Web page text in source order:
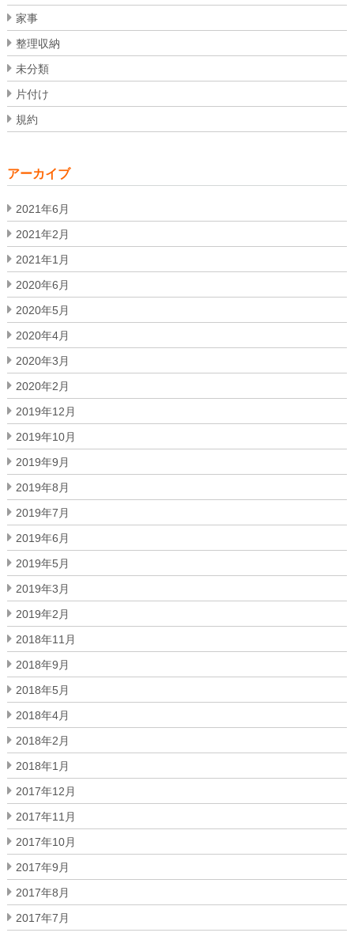
家事
整理収納
未分類
片付け
規約
アーカイブ
2021年6月
2021年2月
2021年1月
2020年6月
2020年5月
2020年4月
2020年3月
2020年2月
2019年12月
2019年10月
2019年9月
2019年8月
2019年7月
2019年6月
2019年5月
2019年3月
2019年2月
2018年11月
2018年9月
2018年5月
2018年4月
2018年2月
2018年1月
2017年12月
2017年11月
2017年10月
2017年9月
2017年8月
2017年7月